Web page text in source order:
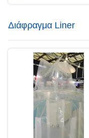
Διάφραγμα Liner